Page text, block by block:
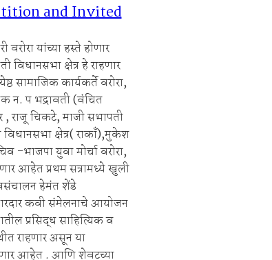
and Invited
यांच्या हस्ते होणार
विधानसभा क्षेत्र हे राहणार
कार्यकर्ते वरोरा,
न. प भद्रावती (वंचित
, राजू चिकटे, माजी सभापती
विधानसभा क्षेत्र( राकाँ),मुकेश
-भाजपा युवा मोर्चा वरोरा,
आहेत प्रथम सत्रामध्ये खुली
हेमंत शेंडे
धारदार कवी संमेलनाचे आयोजन
प्रसिद्ध साहित्यिक व
राहणार असून या
आहेत . आणि शेवटच्या